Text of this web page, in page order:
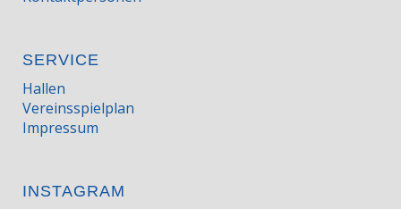
SERVICE
Hallen
Vereinsspielplan
Impressum
INSTAGRAM